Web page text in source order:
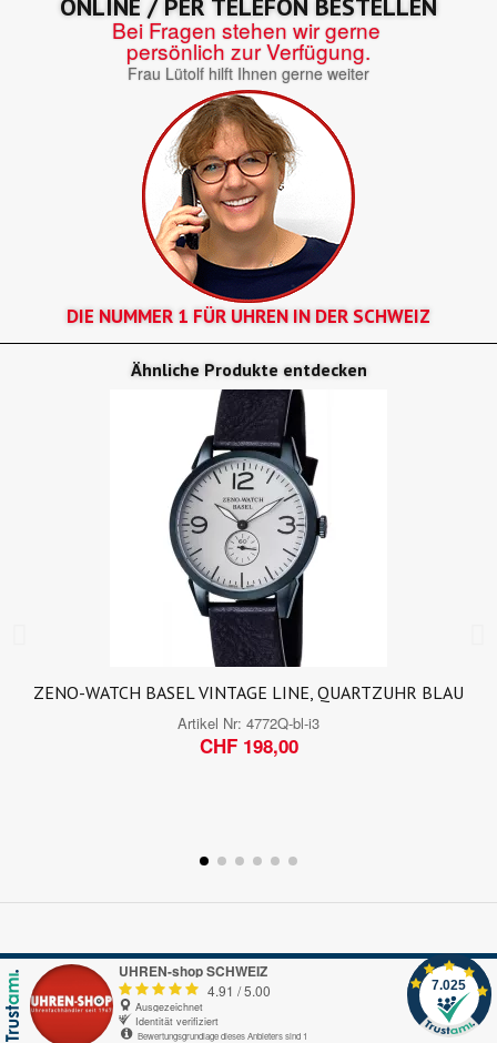
ONLINE / PER TELEFON BESTELLEN
Bei Fragen stehen wir gerne
persönlich zur Verfügung.
Frau Lütolf hilft Ihnen gerne weiter
DIE NUMMER 1 FÜR UHREN IN DER SCHWEIZ
Ähnliche Produkte entdecken
ZENO-WATCH BASEL VINTAGE LINE, QUARTZUHR BLAU
Artikel Nr: 4772Q-bl-i3
CHF 198,00
UHREN-shop SCHWEIZ
4.91 /5.00
Ausgezeichnet
Identität verifiziert
Bewertungsgrundlage dieses Anbieters sind 1
7.025